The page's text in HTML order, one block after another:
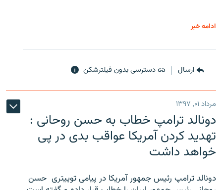
ادامه خبر
ارسال دسترسی بدون فیلترشکن
مرداد ۰۱, ۱۳۹۷
دونالد ترامپ خطاب به حسن روحانی :
تهدید کردن آمریکا عواقب بدی در پی
خواهد داشت
دونالد ترامپ رئیس جمهور آمریکا در پیامی توییتری ‌ حسن